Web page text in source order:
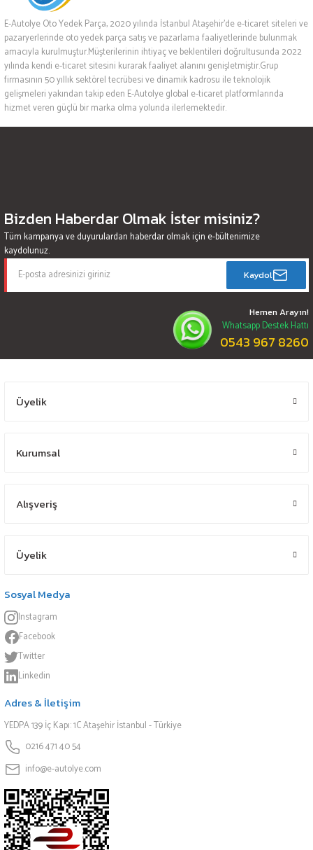
E-Autolye Oto Yedek Parça, 2020 yılında İstanbul Ataşehir’de e-ticaret siteleri ve
pazaryerlerinde oto yedek parça satış ve pazarlama faaliyetlerinde bulunmak
amacıyla kurulmuştur.Müşterilerinin ihtiyaç ve beklentileri doğrultusunda 2022
yılında kendi e-ticaret sitesini kurarak faaliyet alanını genişletmiştir.Grup
firmasının 50 yıllık sektörel tecrübesi ve dinamik kadrosu ile teknolojik
gelişmeleri yakından takip eden E-Autolye global e-ticaret platformlarında
hizmet veren güçlü bir marka olma yolunda ilerlemektedir.
Bizden Haberdar Olmak İster misiniz?
Tüm kampanya ve duyurulardan haberdar olmak için e-bültenimize
kaydolunuz.
Kaydol
Hemen Arayın!
Whatsapp Destek Hattı
0543 967 8260
Üyelik
Kurumsal
Alışveriş
Üyelik
Sosyal Medya
Instagram
Facebook
Twitter
Linkedin
Adres & İletişim
YEDPA 139 İç Kapı: 1C Ataşehir İstanbul - Türkiye
0216 471 40 54
info@e-autolye.com